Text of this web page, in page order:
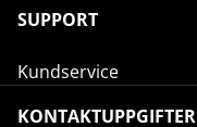
SUPPORT
Kundservice
KONTAKTUPPGIFTER